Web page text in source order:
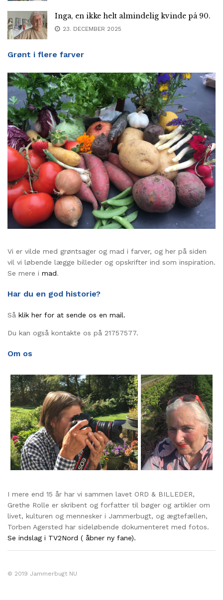
Inga, en ikke helt almindelig kvinde på 90.
23. DECEMBER 2025
Grønt i flere farver
Vi er vilde med grøntsager og mad i farver, og her på siden
vil vi løbende lægge billeder og opskrifter ind som inspiration.
Se mere i mad.
Har du en god historie?
Så klik her for at sende os en mail.
Du kan også kontakte os på 21757577.
Om os
I mere end 15 år har vi sammen lavet ORD & BILLEDER,
Grethe Rolle er skribent og forfatter til bøger og artikler om
livet, kulturen og mennesker i Jammerbugt, og ægtefællen,
Torben Agersted har sideløbende dokumenteret med fotos.
Se indslag i TV2Nord ( åbner ny fane).
© 2019 Jammerbugt NU